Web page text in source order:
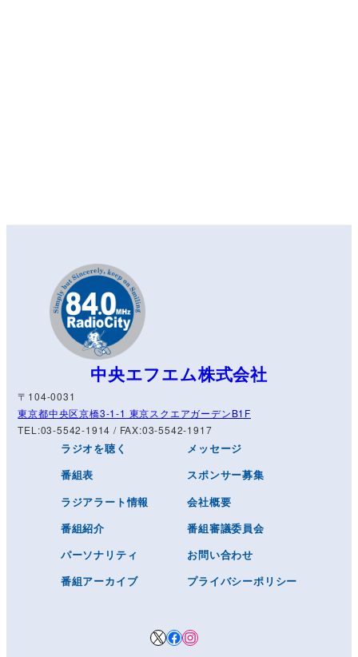
中央エフエム株式会社
〒104-0031
東京都中央区京橋3-1-1 東京スクエアガーデンB1F
TEL:03-5542-1914 / FAX:03-5542-1917
ラジオを聴く
番組表
ラジアラート情報
番組紹介
パーソナリティ
番組アーカイブ
メッセージ
スポンサー募集
会社概要
番組審議委員会
お問い合わせ
プライバシーポリシー
XFacebook
Instagram